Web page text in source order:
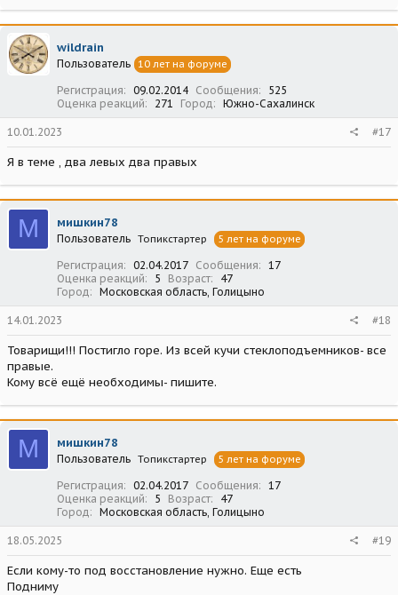
а
к
ц
и
и
wildrain
Пользователь 10 лет на форуме
Регистрация 09.02.2014 Сообщения
525
Оценка реакций
271 Город Южно-Сахалинск
10.01.2023 #17
Я в теме , два левых два правых
М мишкин78
Пользователь Топикстартер 5 лет на форуме
Регистрация 02.04.2017 Сообщения
17
Оценка реакций
5 Возраст
47
Город
Московская область, Голицыно
14.01.2023 #18
Товарищи!!! Постигло горе. Из всей кучи стеклоподъемников- все
правые.
Кому всё ещё необходимы- пишите.
М мишкин78
Пользователь Топикстартер 5 лет на форуме
Регистрация 02.04.2017 Сообщения
17
Оценка реакций
5 Возраст
47
Город
Московская область, Голицыно
18.05.2025 #19
Если кому-то под восстановление нужно. Еще есть
Подниму